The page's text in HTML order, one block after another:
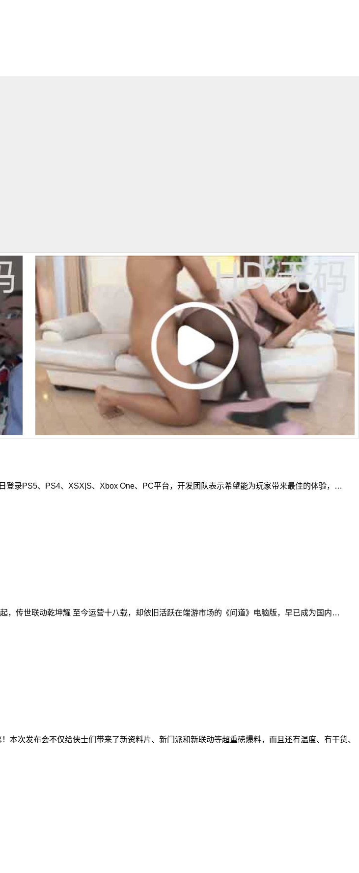
登录PS5、PS4、XSX|S、Xbox One、PC平台，开发团队表示希望能为玩家带来最佳的体验，…
，传世联动乾坤耀 至今运营十八载，却依旧活跃在端游市场的《问道》电脑版，早已成为国内…
次发布会不仅给侠士们带来了新资料片、新门派和新联动等超重磅爆料，而且还有温度、有干货、